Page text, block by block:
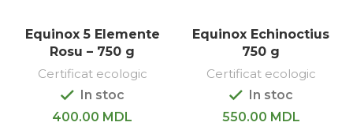
Equinox 5 Elemente
Rosu – 750 g
Certificat ecologic
In stoc
400.00 MDL
Equinox Echinoctius
750 g
Certificat ecologic
In stoc
550.00 MDL